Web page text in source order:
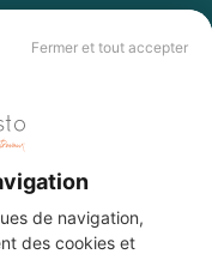
Fermer et tout accepter
de navigation,
des cookies et
DE
?
quel professionnel
de notre réseau de 5 000
France.